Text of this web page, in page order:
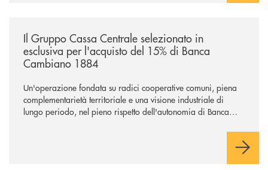
Il Gruppo Cassa Centrale selezionato in
esclusiva per l'acquisto del 15% di Banca
Cambiano 1884
Un'operazione fondata su radici cooperative comuni, piena
complementarietà territoriale e una visione industriale di
lungo periodo, nel pieno rispetto dell'autonomia di Banca
negoziazione esclusiva per la finalizzazione dell’operazione.